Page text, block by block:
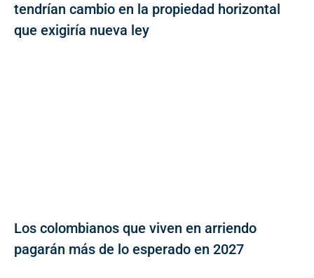
tendrían cambio en la propiedad horizontal
que exigiría nueva ley
Los colombianos que viven en arriendo
pagarán más de lo esperado en 2027